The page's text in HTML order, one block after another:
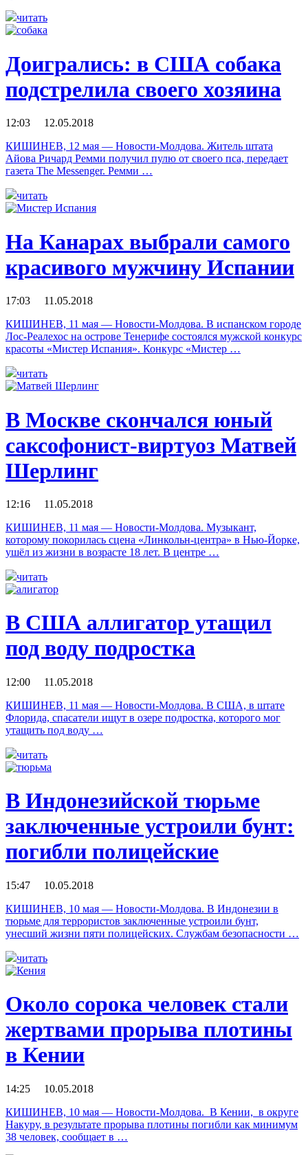
читать
Доигрались: в США собака
подстрелила своего хозяина
12:03 12.05.2018
КИШИНЕВ, 12 мая — Новости-Молдова. Житель штата
Айова Ричард Ремми получил пулю от своего пса, передает
газета The Messenger. Ремми …
читать
На Канарах выбрали самого
красивого мужчину Испании
17:03 11.05.2018
КИШИНЕВ, 11 мая — Новости-Молдова. В испанском городе
Лос-Реалехос на острове Тенерифе состоялся мужской конкурс
красоты «Мистер Испания». Конкурс «Мистер …
читать
В Москве скончался юный
саксофонист-виртуоз Матвей
Шерлинг
12:16 11.05.2018
КИШИНЕВ, 11 мая — Новости-Молдова. Музыкант,
которому покорилась сцена «Линкольн-центра» в Нью-Йорке,
ушёл из жизни в возрасте 18 лет. ​​В центре …
читать
В США аллигатор утащил
под воду подростка
12:00 11.05.2018
КИШИНЕВ, 11 мая — Новости-Молдова. В США, в штате
Флорида, спасатели ищут в озере подростка, которого мог
утащить под воду …
читать
В Индонезийской тюрьме
заключенные устроили бунт:
погибли полицейские
15:47 10.05.2018
КИШИНЕВ, 10 мая — Новости-Молдова. В Индонезии в
тюрьме для террористов заключенные устроили бунт,
унесший жизни пяти полицейских. Службам безопасности …
читать
Около сорока человек стали
жертвами прорыва плотины
в Кении
14:25 10.05.2018
КИШИНЕВ, 10 мая — Новости-Молдова. В Кении, в округе
Накуру, в результате прорыва плотины погибли как минимум
38 человек, сообщает в …